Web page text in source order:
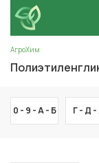
АгроХим
0 - 9 -А - Б Г - Д -